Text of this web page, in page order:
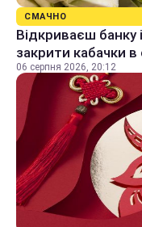
СМАЧНО
Відкриваєш банку
закрити кабачки в
06 серпня 2026, 20:12